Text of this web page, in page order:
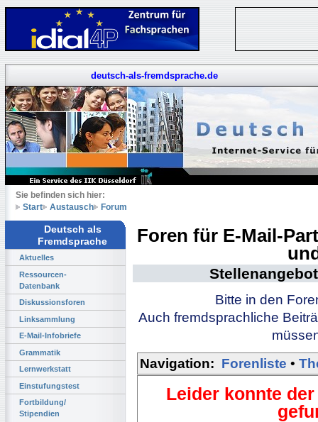
deutsch-als-fremdsprache.de
Sie befinden sich hier:
Start
Austausch Forum
Deutsch als
Fremdsprache
Aktuelles
Ressourcen-
Datenbank
Diskussionsforen
Linksammlung
E-Mail-Infobriefe
Grammatik
Lernwerkstatt
Einstufungstest
Fortbildung/
Stipendien
Foren für E-Mail-
Bitte in den
Auch fremdsprachliche
Navigation: Forenliste •
Leider konnte